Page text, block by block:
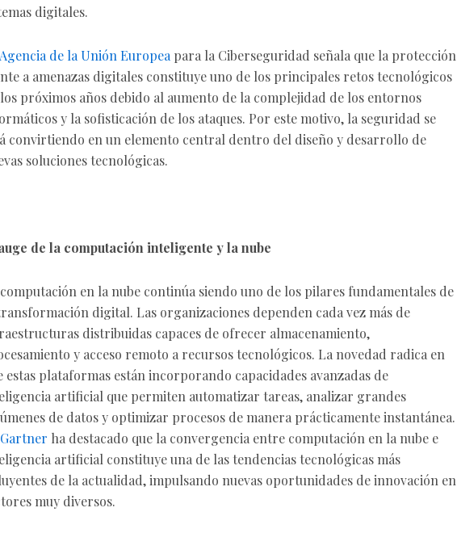
digitales.
Agencia de la Unión Europea para la Ciberseguridad señala que la protección
a amenazas digitales constituye uno de los principales retos tecnológicos
próximos años debido al aumento de la complejidad de los entornos
y la sofisticación de los ataques. Por este motivo, la seguridad se
convirtiendo en un elemento central dentro del diseño y desarrollo de
soluciones tecnológicas.
de la computación inteligente y la nube
en la nube continúa siendo uno de los pilares fundamentales de
digital. Las organizaciones dependen cada vez más de
distribuidas capaces de ofrecer almacenamiento,
y acceso remoto a recursos tecnológicos. La novedad radica en
estas plataformas están incorporando capacidades avanzadas de
artificial que permiten automatizar tareas, analizar grandes
de datos y optimizar procesos de manera prácticamente instantánea.
ha destacado que la convergencia entre computación en la nube e
artificial constituye una de las tendencias tecnológicas más
de la actualidad, impulsando nuevas oportunidades de innovación en
muy diversos.